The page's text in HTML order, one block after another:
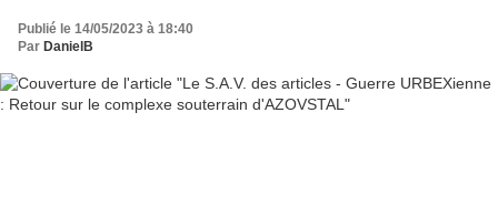
Publié le 14/05/2023 à 18:40
Par DanielB